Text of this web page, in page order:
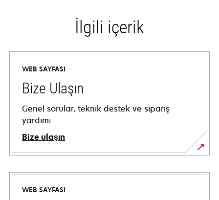
İlgili içerik
WEB SAYFASI
Bize Ulaşın
Genel sorular, teknik destek ve sipariş
yardımı.
Bize ulaşın
WEB SAYFASI